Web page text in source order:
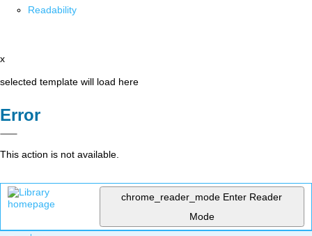
Readability
x
selected template will load here
Error
This action is not available.
chrome_reader_mode Enter Reader
Mode